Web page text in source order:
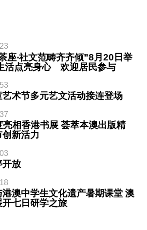
座‧社文范畴齐齐倾”8月20日举
活点亮身心 欢迎居民参与
术节多元艺文活动接连登场
亮相香港书展 荟萃本澳出版精
新活力
开放
澳中学生文化遗产暑期课堂 澳
七日研学之旅